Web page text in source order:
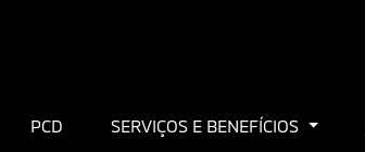
PCD SERVIÇOS E BENEFÍCIOS